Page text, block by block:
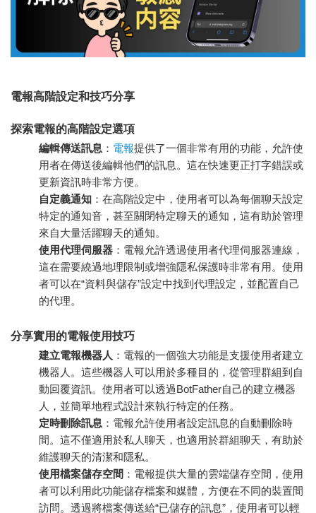
電報高階設定和技巧分享
探索電報的高階設定選項
編輯傳送訊息 ： 電報提供了一個非常有用的功能，允許使
用者在傳送後編輯他們的訊息。這在快速更正打字錯誤或
更新資訊時非常方便。
自定義通知 ：在高階設定中，使用者可以為每個聊天設定
特定的通知音，甚至關閉特定聊天的通知，這有助於管理
來自大量活躍聊天的通知。
使用代理伺服器 ：電報允許透過使用者代理伺服器連線，
這在需要繞過地理限制或增強隱私保護時非常有用。使用
者可以在“資料與儲存”設定中找到代理設定，並配置自己
的代理。
分享實用的電報使用技巧
建立電報機器人 ：電報的一個強大功能是支援使用者建立
機器人。這些機器人可以用於多種目的，從管理群組到自
動回覆資訊。使用者可以透過BotFather自己的建立機器
人，並簡單地程式設計來執行特定的任務。
定時刪除訊息 ：電報允許使用者設定訊息的自動刪除時
間。這不僅適用於私人聊天，也適用於群組聊天，有助於
維護聊天的清潔和隱私。
使用檔案儲存空間 ：電報提供大量的雲端儲存空間，使用
者可以利用此功能儲存檔案和媒體，方便在不同的裝置間
訪問。透過將檔案傳送給“已儲存的訊息”，使用者可以輕